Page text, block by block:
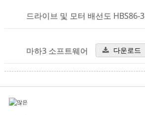
드라이브 및 모터 배선도 HBS86-3
마하3 소프트웨어 다운로드